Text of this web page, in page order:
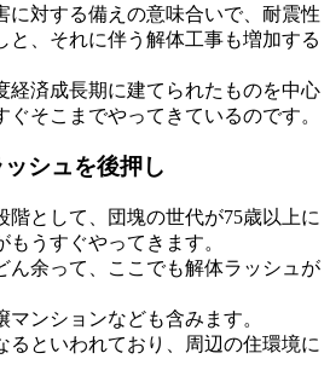
に対する備えの意味合いで、耐震性
と、それに伴う解体工事も増加する
経済成長期に建てられたものを中心
ぐそこまでやってきているのです。
シュを後押し
階として、団塊の世代が75歳以上に
うすぐやってきます。
ん余って、ここでも解体ラッシュが
ンションなども含みます。
るといわれており、周辺の住環境に